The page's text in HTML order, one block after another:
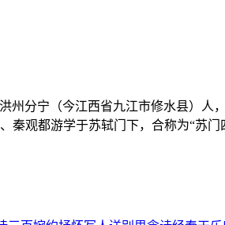
州分宁（今江西省九江市修水县）
秦观都游学于苏轼门下，合称为“苏